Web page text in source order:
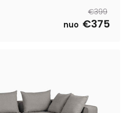
Tavahind
€399
Müügihind
nuo €375